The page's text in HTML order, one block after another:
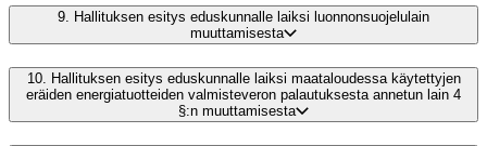
9. Hallituksen esitys eduskunnalle laiksi luonnonsuojelulain
muuttamisesta
10. Hallituksen esitys eduskunnalle laiksi maataloudessa käytettyjen
eräiden energiatuotteiden valmisteveron palautuksesta annetun lain 4
§:n muuttamisesta